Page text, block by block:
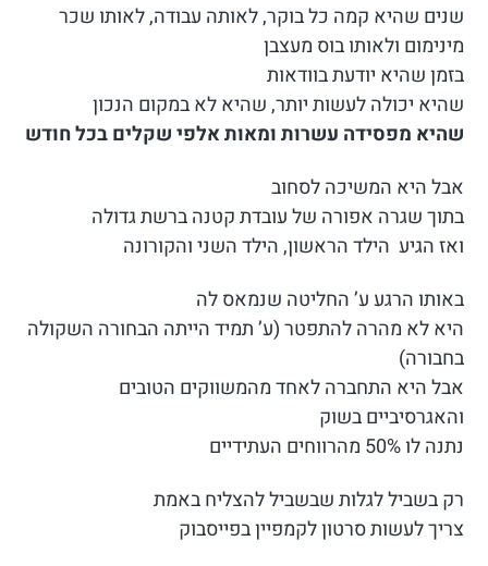
שנים שהיא קמה כל בוקר, לאותה עבודה, לאותו שכר
מינימום ולאותו בוס מעצבן
בזמן שהיא יודעת בוודאות
שהיא יכולה לעשות יותר, שהיא לא במקום הנכון
שהיא מפסידה עשרות ומאות אלפי שקלים בכל חודש
אבל היא המשיכה לסחוב
בתוך שגרה אפורה של עובדת קטנה ברשת גדולה
ואז הגיע הילד הראשון, הילד השני והקורונה
באותו הרגע ע’ החליטה שנמאס לה
היא לא מהרה להתפטר (ע’ תמיד הייתה הבחורה השקולה
בחבורה)
אבל היא התחברה לאחד מהמשווקים הטובים
והאגרסיביים בשוק
נתנה לו 50% מהרווחים העתידיים
רק בשביל לגלות שבשביל להצליח באמת
צריך לעשות סרטון לקמפיין בפייסבוק